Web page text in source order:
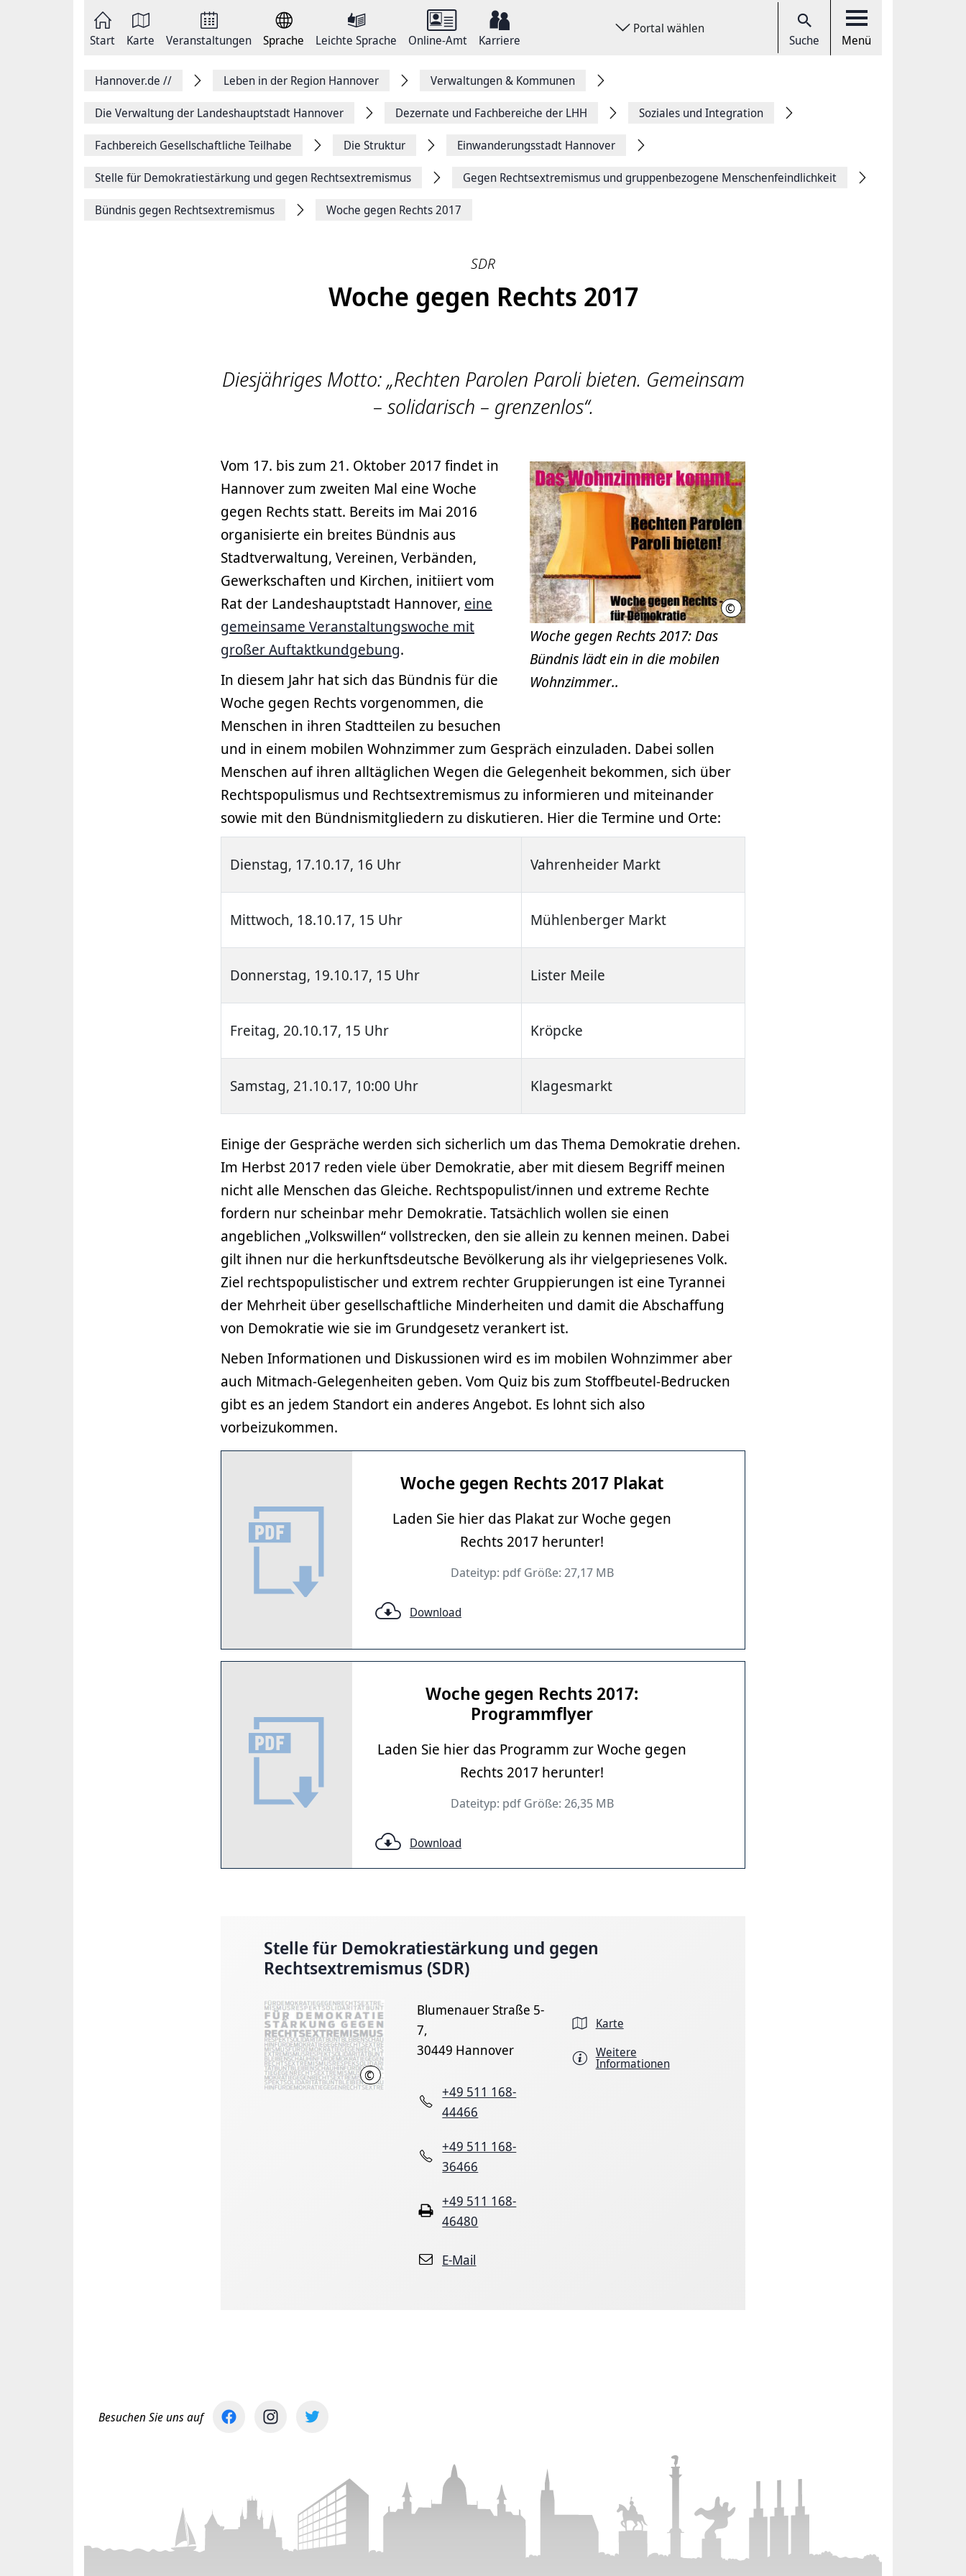
Start Karte Veranstaltungen Sprache Leichte Sprache Online-Amt Karriere
Portal wählen
Suche Menü
Hannover.de // Leben in der Region Hannover Verwaltungen & Kommunen
Die Verwaltung der Landeshauptstadt Hannover Dezernate und Fachbereiche der LHH Soziales und Integration
Fachbereich Gesellschaftliche Teilhabe Die Struktur Einwanderungsstadt Hannover
Stelle für Demokratie­stärkung und gegen Rechts­extremismus Gegen Rechtsextremismus und gruppenbezogene Menschenfeindlichkeit
Bündnis gegen Rechtsextremismus Woche gegen Rechts 2017
SDR
Woche gegen Rechts 2017
Diesjähriges Motto: „Rechten Parolen Paroli bieten. Gemeinsam
– solidarisch – grenzenlos“.
© LHH
Woche gegen Rechts 2017: Das
Bündnis lädt ein in die mobilen
Wohnzimmer..
Vom 17. bis zum 21. Oktober 2017 findet in
Hannover zum zweiten Mal eine Woche
gegen Rechts statt. Bereits im Mai 2016
organisierte ein breites Bündnis aus
Stadtverwaltung, Vereinen, Verbänden,
Gewerkschaften und Kirchen, initiiert vom
Rat der Landeshauptstadt Hannover, eine
gemeinsame Veranstaltungswoche mit
großer Auftaktkundgebung.
In diesem Jahr hat sich das Bündnis für die
Woche gegen Rechts vorgenommen, die
Menschen in ihren Stadtteilen zu besuchen
und in einem mobilen Wohnzimmer zum Gespräch einzuladen. Dabei sollen
Menschen auf ihren alltäglichen Wegen die Gelegenheit bekommen, sich über
Rechtspopulismus und Rechtsextremismus zu informieren und miteinander
sowie mit den Bündnismitgliedern zu diskutieren. Hier die Termine und Orte:
Dienstag, 17.10.17, 16 Uhr Vahrenheider Markt
Mittwoch, 18.10.17, 15 Uhr Mühlenberger Markt
Donnerstag, 19.10.17, 15 Uhr Lister Meile
Freitag, 20.10.17, 15 Uhr Kröpcke
Samstag, 21.10.17, 10:00 Uhr Klagesmarkt
Einige der Gespräche werden sich sicherlich um das Thema Demokratie drehen.
Im Herbst 2017 reden viele über Demokratie, aber mit diesem Begriff meinen
nicht alle Menschen das Gleiche. Rechtspopulist/innen und extreme Rechte
fordern nur scheinbar mehr Demokratie. Tatsächlich wollen sie einen
angeblichen „Volkswillen“ vollstrecken, den sie allein zu kennen meinen. Dabei
gilt ihnen nur die herkunftsdeutsche Bevölkerung als ihr vielgepriesenes Volk.
Ziel rechtspopulistischer und extrem rechter Gruppierungen ist eine Tyrannei
der Mehrheit über gesellschaftliche Minderheiten und damit die Abschaffung
von Demokratie wie sie im Grundgesetz verankert ist.
Neben Informationen und Diskussionen wird es im mobilen Wohnzimmer aber
auch Mitmach-Gelegenheiten geben. Vom Quiz bis zum Stoffbeutel-Bedrucken
gibt es an jedem Standort ein anderes Angebot. Es lohnt sich also
vorbeizukommen.
Woche gegen Rechts 2017 Plakat
Laden Sie hier das Plakat zur Woche gegen
Rechts 2017 herunter!
Dateityp: pdf Größe: 27,17 MB
Download
Woche gegen Rechts 2017:
Programmflyer
Laden Sie hier das Programm zur Woche gegen
Rechts 2017 herunter!
Dateityp: pdf Größe: 26,35 MB
Download
Stelle für Demokratiestärkung und gegen
Rechtsextremismus (SDR)
© LHH
Blumenauer Straße 5-
7,
30449 Hannover
+49 511 168-
44466
+49 511 168-
36466
+49 511 168-
46480
E-Mail
Karte
Weitere
Informationen
Besuchen Sie uns auf